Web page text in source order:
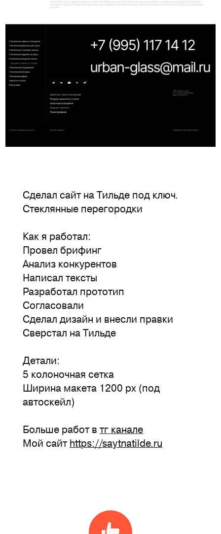
Сделал сайт на Тильде под ключ.
Стеклянные перегородки
Как я работал:
Провел брифинг
Анализ конкурентов
Написал тексты
Разработал прототип
Согласовали
Сделал дизайн и внесли правки
Сверстал на Тильде
Детали:
5 колоночная сетка
Ширина макета 1200 px (под
автоскейл)
Больше работ втг канале
Мой сайт https://saytnatilde.ru